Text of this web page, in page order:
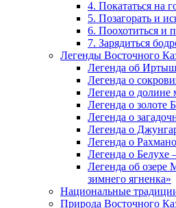
4. Покататься на
5. Позагорать и
6. Поохотиться и
7. Зарядиться
Легенды Восточного
Легенда об
Легенда о
Легенда о
Легенда о золоте
Легенда о
Легенда о
Легенда о
Легенда о Белухе
Легенда об озере
зимнего ягненка»
Национальные
Природа Восточного